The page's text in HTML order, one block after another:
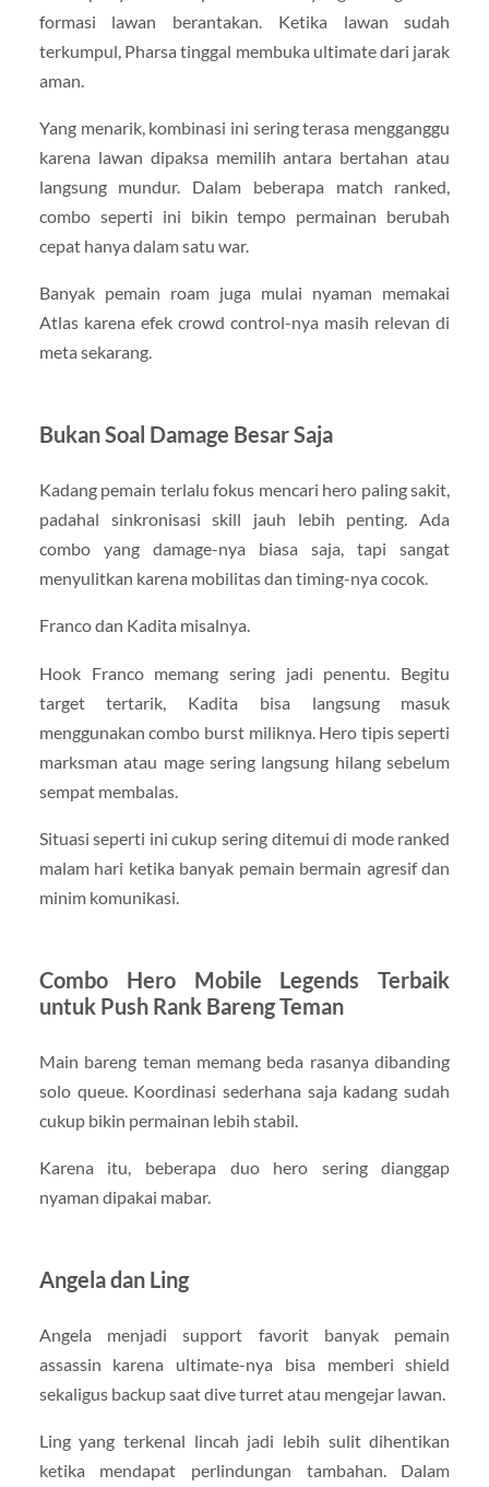
formasi lawan berantakan. Ketika lawan sudah
terkumpul, Pharsa tinggal membuka ultimate dari jarak
aman.
Yang menarik, kombinasi ini sering terasa mengganggu
karena lawan dipaksa memilih antara bertahan atau
langsung mundur. Dalam beberapa match ranked,
combo seperti ini bikin tempo permainan berubah
cepat hanya dalam satu war.
Banyak pemain roam juga mulai nyaman memakai
Atlas karena efek crowd control-nya masih relevan di
meta sekarang.
Bukan Soal Damage Besar Saja
Kadang pemain terlalu fokus mencari hero paling sakit,
padahal sinkronisasi skill jauh lebih penting. Ada
combo yang damage-nya biasa saja, tapi sangat
menyulitkan karena mobilitas dan timing-nya cocok.
Franco dan Kadita misalnya.
Hook Franco memang sering jadi penentu. Begitu
target tertarik, Kadita bisa langsung masuk
menggunakan combo burst miliknya. Hero tipis seperti
marksman atau mage sering langsung hilang sebelum
sempat membalas.
Situasi seperti ini cukup sering ditemui di mode ranked
malam hari ketika banyak pemain bermain agresif dan
minim komunikasi.
Combo Hero Mobile Legends Terbaik
untuk Push Rank Bareng Teman
Main bareng teman memang beda rasanya dibanding
solo queue. Koordinasi sederhana saja kadang sudah
cukup bikin permainan lebih stabil.
Karena itu, beberapa duo hero sering dianggap
nyaman dipakai mabar.
Angela dan Ling
Angela menjadi support favorit banyak pemain
assassin karena ultimate-nya bisa memberi shield
sekaligus backup saat dive turret atau mengejar lawan.
Ling yang terkenal lincah jadi lebih sulit dihentikan
ketika mendapat perlindungan tambahan. Dalam